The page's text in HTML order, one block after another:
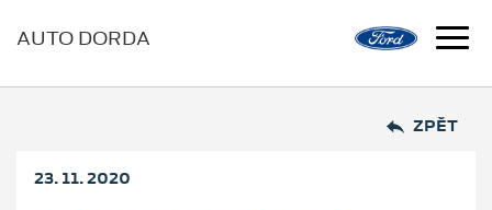
AUTO DORDA
ZPĚT
23. 11. 2020